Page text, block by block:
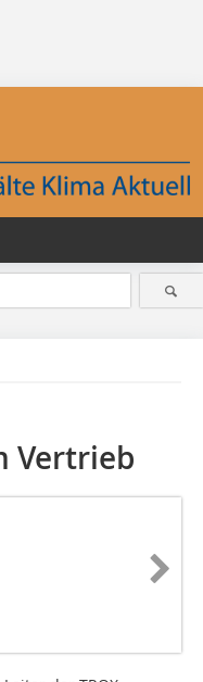
Vertrieb